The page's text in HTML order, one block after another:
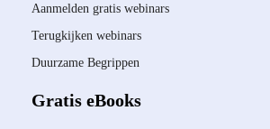
Aanmelden gratis webinars
Terugkijken webinars
Duurzame Begrippen
Gratis eBooks